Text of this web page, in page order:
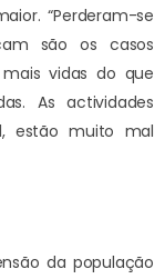
“Perderam-se
são os casos
vidas do que
As actividades
estão muito mal
da população